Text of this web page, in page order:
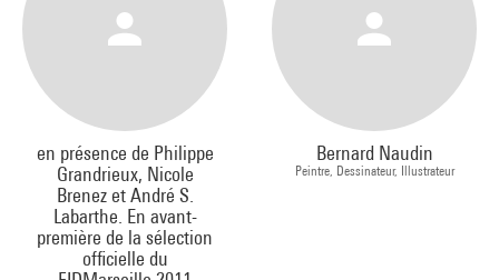
en présence de Philippe
Grandrieux, Nicole
Brenez et André S.
Labarthe. En avant-
première de la sélection
officielle du
Bernard Naudin
Peintre, Dessinateur, Illustrateur